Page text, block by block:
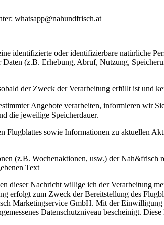
whatsapp@nahundfrisch.at
identifizierte oder identifizierbare natürliche
(z.B. Erhebung, Abruf, Nutzung,
der Zweck der Verarbeitung erfüllt ist und
Angebote verarbeiten, informieren wir
die jeweilige Speicherdauer.
Flugblattes sowie Informationen zu aktuellen
(z.B. Wochenaktionen, usw.) der Nah&frisch
Text
dieser Nachricht willige ich der Verarbeitung
erfolgt zum Zweck der Bereitstellung des
Marketingservice GmbH. Mit der
Datenschutzniveau bescheinigt.